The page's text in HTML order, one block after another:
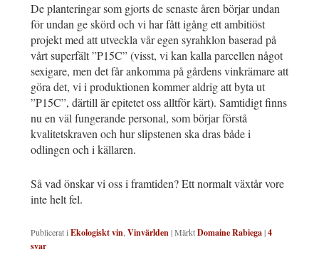
De planteringar som gjorts de senaste åren börjar undan
för undan ge skörd och vi har fått igång ett ambitiöst
projekt med att utveckla vår egen syrahklon baserad på
vårt superfält ”P15C” (visst, vi kan kalla parcellen något
sexigare, men det får ankomma på gårdens vinkrämare att
göra det, vi i produktionen kommer aldrig att byta ut
”P15C”, därtill är epitetet oss alltför kärt). Samtidigt finns
nu en väl fungerande personal, som börjar förstå
kvalitetskraven och hur slipstenen ska dras både i
odlingen och i källaren.
Så vad önskar vi oss i framtiden? Ett normalt växtår vore
inte helt fel.
Publicerat i Ekologiskt vin Vinvärlden|MärktDomaine Rabiega|4
svar